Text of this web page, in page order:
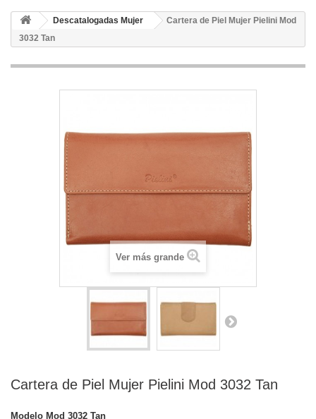
Descatalogadas Mujer
Cartera de Piel Mujer Pielini Mod
3032 Tan
Ver más grande
Cartera de Piel Mujer Pielini Mod 3032 Tan
Modelo Mod 3032 Tan